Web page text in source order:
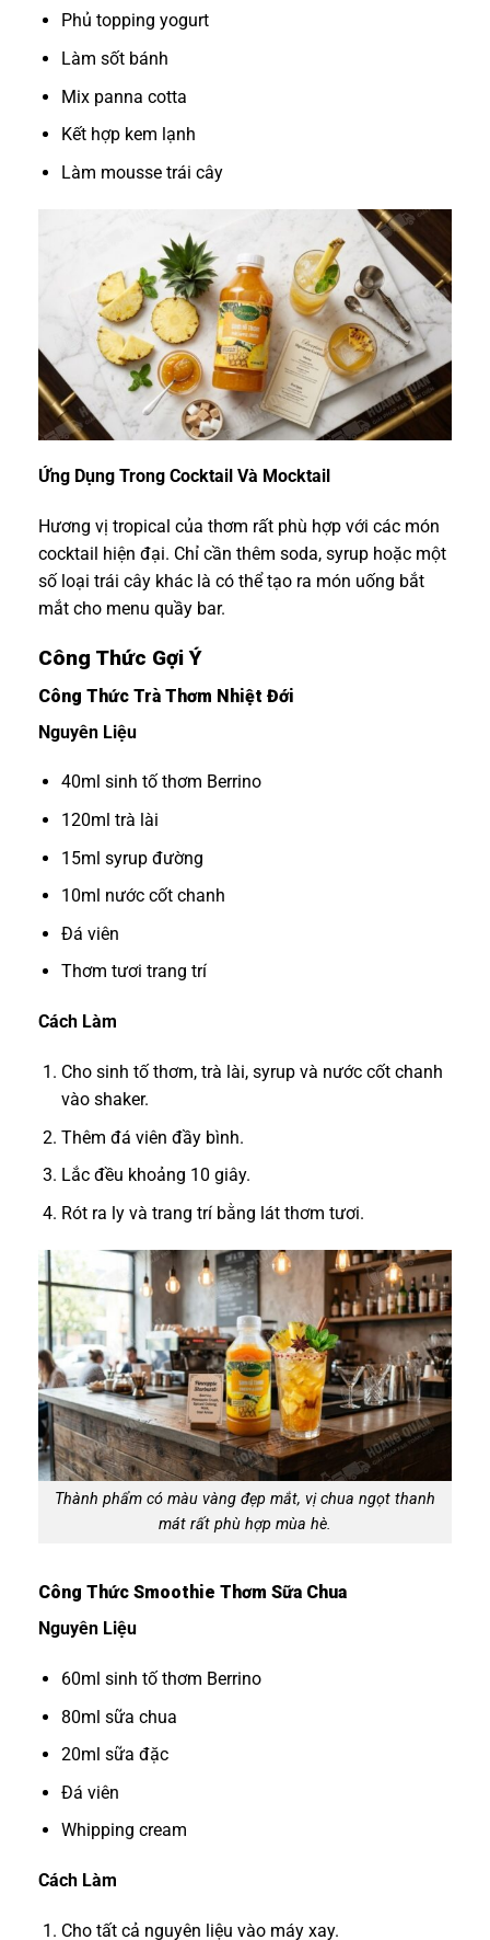
Phủ topping yogurt
Làm sốt bánh
Mix panna cotta
Kết hợp kem lạnh
Làm mousse trái cây
Ứng Dụng Trong Cocktail Và Mocktail
Hương vị tropical của thơm rất phù hợp với các món
cocktail hiện đại. Chỉ cần thêm soda, syrup hoặc một
số loại trái cây khác là có thể tạo ra món uống bắt
mắt cho menu quầy bar.
Công Thức Gợi Ý
Công Thức Trà Thơm Nhiệt Đới
Nguyên Liệu
40ml sinh tố thơm Berrino
120ml trà lài
15ml syrup đường
10ml nước cốt chanh
Đá viên
Thơm tươi trang trí
Cách Làm
Cho sinh tố thơm, trà lài, syrup và nước cốt chanh
vào shaker.
Thêm đá viên đầy bình.
Lắc đều khoảng 10 giây.
Rót ra ly và trang trí bằng lát thơm tươi.
Thành phẩm có màu vàng đẹp mắt, vị chua ngọt thanh
mát rất phù hợp mùa hè.
Công Thức Smoothie Thơm Sữa Chua
Nguyên Liệu
60ml sinh tố thơm Berrino
80ml sữa chua
20ml sữa đặc
Đá viên
Whipping cream
Cách Làm
Cho tất cả nguyên liệu vào máy xay.